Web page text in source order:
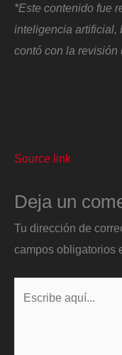
*Este contenido fue
inteligencia artificial,
contó con la revisión
Source link
Deja un
Tu dirección de
campos obligatorios